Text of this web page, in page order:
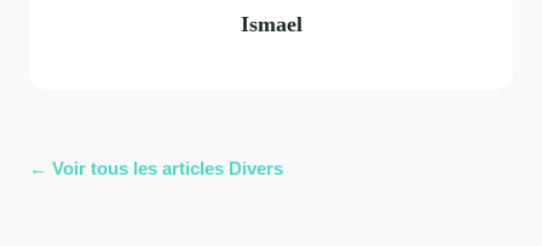
Ismael
← Voir tous les articles Divers